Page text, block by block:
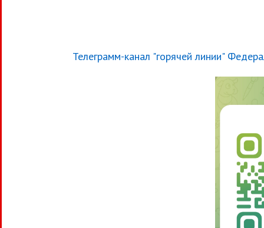
Телеграмм-канал "горячей линии"